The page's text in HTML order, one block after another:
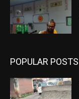
POPULAR POSTS